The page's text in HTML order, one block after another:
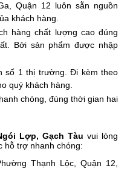
Quận 12 luôn sẵn nguồn
khách hàng.
hàng chất lượng cao đúng
Bởi sản phẩm được nhập
số 1 thị trường. Đi kèm theo
quý khách hàng.
chóng, đúng thời gian hai
Lợp, Gạch Tàu vui lòng
hỗ trợ nhanh chóng:
Thạnh Lộc, Quận 12,